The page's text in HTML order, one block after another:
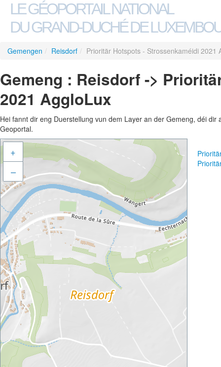
LE GÉOPORTAIL NATIONAL
DU GRAND-DUCHÉ DE
Gemengen / Reisdorf / Prioritär Hotspots - Strossenkaméidi 2021
Gemeng : Reisdorf ->
2021 AggloLux
Hei fannt dir eng Duerstellung vun dem Layer an der Gemeng, déi
Geoportal.
+
–